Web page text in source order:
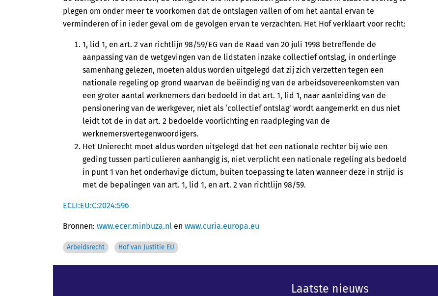
plegen om onder meer te voorkomen dat de ontslagen vallen of om het aantal ervan te
verminderen of in ieder geval om de gevolgen ervan te verzachten. Het Hof verklaart voor recht:
1, lid 1, en art. 2 van richtlijn 98/59/EG van de Raad van 20 juli 1998 betreffende de
aanpassing van de wetgevingen van de lidstaten inzake collectief ontslag, in onderlinge
samenhang gelezen, moeten aldus worden uitgelegd dat zij zich verzetten tegen een
nationale regeling op grond waarvan de beëindiging van de arbeidsovereenkomsten van
een groter aantal werknemers dan bedoeld in dat art. 1, lid 1, naar aanleiding van de
pensionering van de werkgever, niet als ‘collectief ontslag’ wordt aangemerkt en dus niet
leidt tot de in dat art. 2 bedoelde voorlichting en raadpleging van de
werknemersvertegenwoordigers.
Het Unierecht moet aldus worden uitgelegd dat het een nationale rechter bij wie een
geding tussen particulieren aanhangig is, niet verplicht een nationale regeling als bedoeld
in punt 1 van het onderhavige dictum, buiten toepassing te laten wanneer deze in strijd is
met de bepalingen van art. 1, lid 1, en art. 2 van richtlijn 98/59.
ECLI:EU:C:2024:596
Bronnen: www.ecer.minbuza.nl en www.curia.europa.eu
Arbeidsrecht Hof van Justitie EU
Laatste nieuws